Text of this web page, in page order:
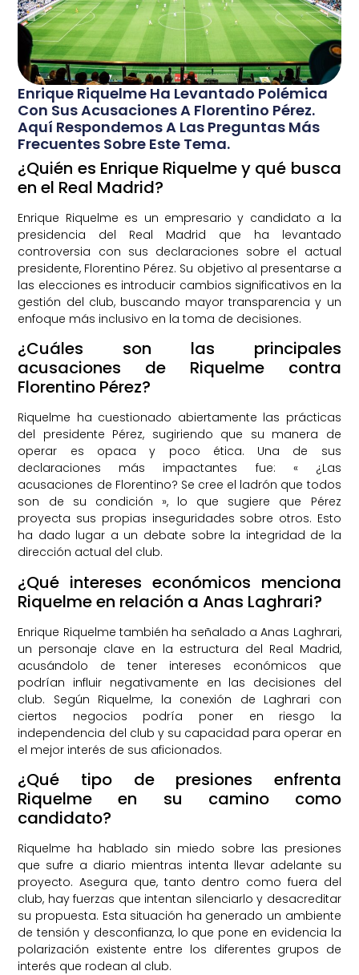
Enrique Riquelme Ha Levantado Polémica
Con Sus Acusaciones A Florentino Pérez.
Aquí Respondemos A Las Preguntas Más
Frecuentes Sobre Este Tema.
¿Quién es Enrique Riquelme y qué busca
en el Real Madrid?
Enrique Riquelme es un empresario y candidato a la
presidencia del Real Madrid que ha levantado
controversia con sus declaraciones sobre el actual
presidente, Florentino Pérez. Su objetivo al presentarse a
las elecciones es introducir cambios significativos en la
gestión del club, buscando mayor transparencia y un
enfoque más inclusivo en la toma de decisiones.
¿Cuáles son las principales
acusaciones de Riquelme contra
Florentino Pérez?
Riquelme ha cuestionado abiertamente las prácticas
del presidente Pérez, sugiriendo que su manera de
operar es opaca y poco ética. Una de sus
declaraciones más impactantes fue: « ¿Las
acusaciones de Florentino? Se cree el ladrón que todos
son de su condición », lo que sugiere que Pérez
proyecta sus propias inseguridades sobre otros. Esto
ha dado lugar a un debate sobre la integridad de la
dirección actual del club.
¿Qué intereses económicos menciona
Riquelme en relación a Anas Laghrari?
Enrique Riquelme también ha señalado a Anas Laghrari,
un personaje clave en la estructura del Real Madrid,
acusándolo de tener intereses económicos que
podrían influir negativamente en las decisiones del
club. Según Riquelme, la conexión de Laghrari con
ciertos negocios podría poner en riesgo la
independencia del club y su capacidad para operar en
el mejor interés de sus aficionados.
¿Qué tipo de presiones enfrenta
Riquelme en su camino como
candidato?
Riquelme ha hablado sin miedo sobre las presiones
que sufre a diario mientras intenta llevar adelante su
proyecto. Asegura que, tanto dentro como fuera del
club, hay fuerzas que intentan silenciarlo y desacreditar
su propuesta. Esta situación ha generado un ambiente
de tensión y desconfianza, lo que pone en evidencia la
polarización existente entre los diferentes grupos de
interés que rodean al club.